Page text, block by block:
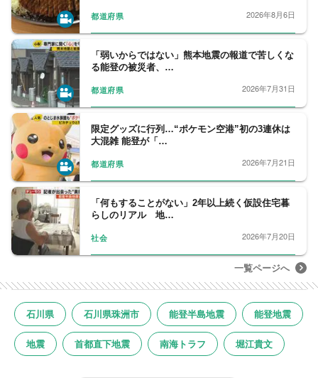
都道府県 2026年8月6日
「弱いからではない」熊本地震の報道で苦しくな
る能登の被災者、…
都道府県 2026年7月31日
限定グッズに行列…“ポケモン空港”初の3連休は
大混雑 能登が「…
都道府県 2026年7月21日
「何もすることがない」2年以上続く仮設住宅暮
らしのリアル 地…
社会 2026年7月20日
一覧ページへ
石川県 石川県珠洲市 能登半島地震 能登地震
地震 首都直下地震 南海トラフ 堀江貴文